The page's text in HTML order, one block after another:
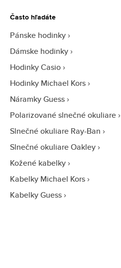
Často hľadáte
Pánske hodinky
Dámske hodinky
Hodinky Casio
Hodinky Michael Kors
Náramky Guess
Polarizované slnečné okuliare
Slnečné okuliare Ray-Ban
Slnečné okuliare Oakley
Kožené kabelky
Kabelky Michael Kors
Kabelky Guess